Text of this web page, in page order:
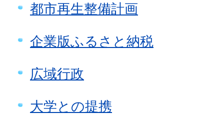
都市再生整備計画
企業版ふるさと納税
広域行政
大学との提携